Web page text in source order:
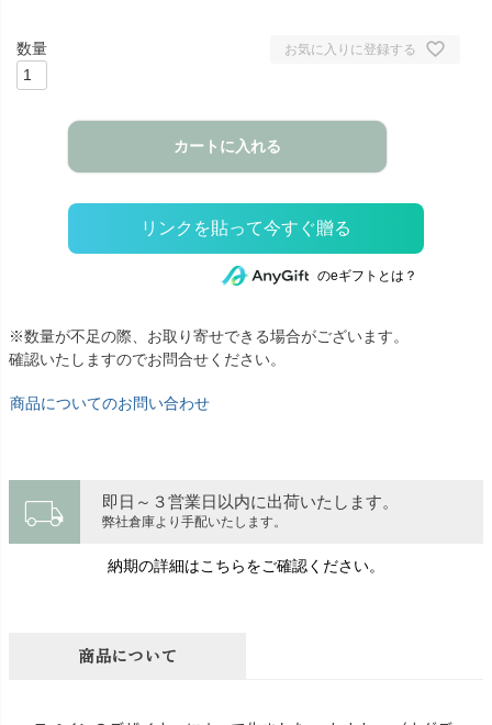
お気に入りに登録する
カートに入れる
のeギフトとは？
※数量が不足の際、お取り寄せできる場合がございます。
確認いたしますのでお問合せください。
商品についてのお問い合わせ
local_shipping 即日～３営業日以内に出荷いたします。
弊社倉庫より手配いたします。
納期の詳細はこちらをご確認ください。
商品について